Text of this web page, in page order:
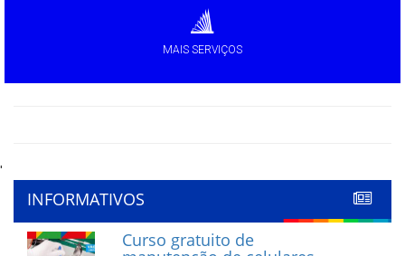
MAIS SERVIÇOS
'
INFORMATIVOS
Curso gratuito de